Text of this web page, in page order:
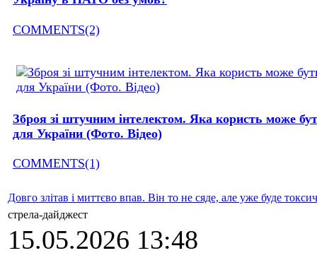
COMMENTS(2)
Зброя зі штучним інтелектом. Яка користь може
для України (Фото. Відео)
COMMENTS(1)
Довго злітав і миттєво впав. Він то не сяде, але уже буде
стрела-дайджест
15.05.2026 13:48